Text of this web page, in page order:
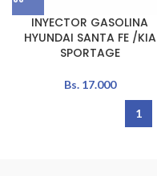
INYECTOR GASOLINA
HYUNDAI SANTA FE /KIA
SPORTAGE
Bs.17.000
1